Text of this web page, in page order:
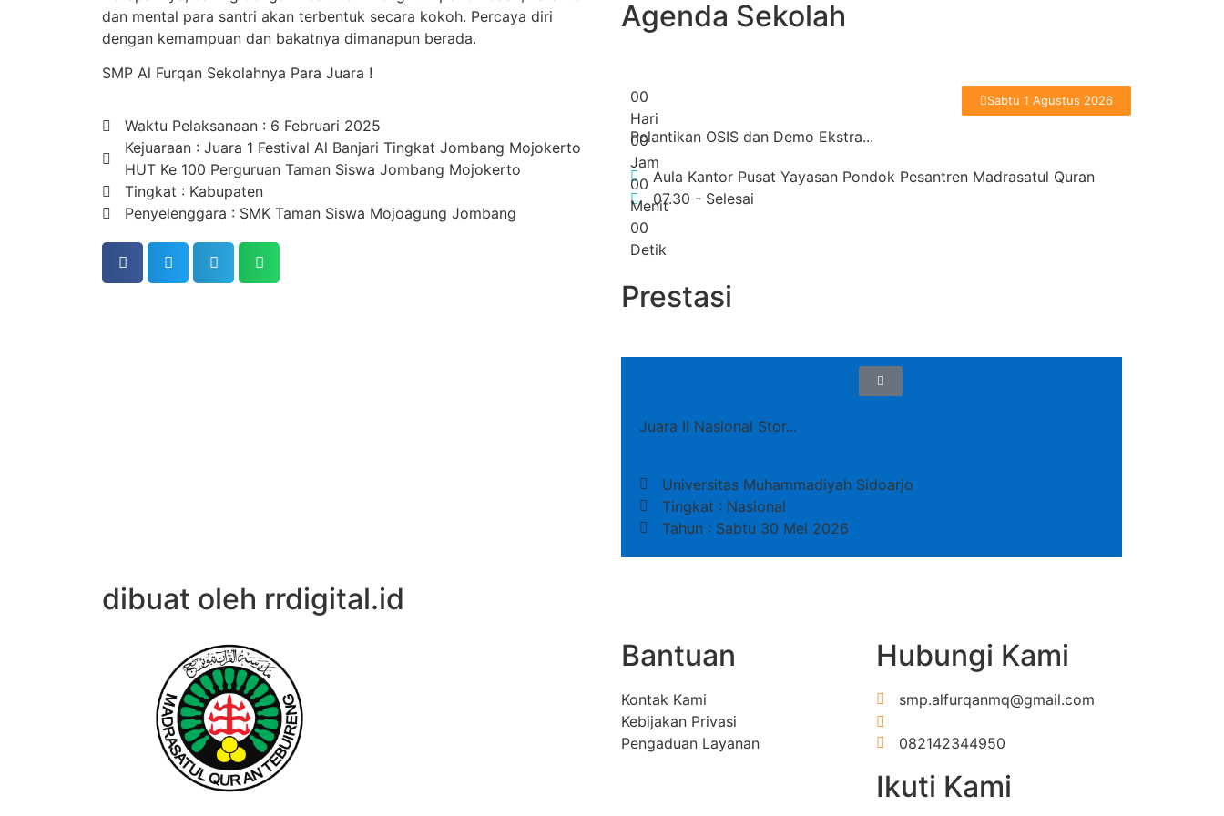
dan mental para santri akan terbentuk secara kokoh. Percaya diri
dengan kemampuan dan bakatnya dimanapun berada.
SMP Al Furqan Sekolahnya Para Juara !
Waktu Pelaksanaan : 6 Februari 2025
Kejuaraan : Juara 1 Festival Al Banjari Tingkat Jombang Mojokerto
HUT Ke 100 Perguruan Taman Siswa Jombang Mojokerto
Tingkat : Kabupaten
Penyelenggara : SMK Taman Siswa Mojoagung Jombang
Agenda Sekolah
Sabtu 1 Agustus 2026
Pelantikan OSIS dan Demo Ekstra...
Aula Kantor Pusat Yayasan Pondok Pesantren Madrasatul Quran
07.30 - Selesai
00
Hari
00
Jam
00
Menit
00
Detik
Prestasi
Juara II Nasional Stor...
Universitas Muhammadiyah Sidoarjo
Tingkat : Nasional
Tahun : Sabtu 30 Mei 2026
dibuat oleh rrdigital.id
Bantuan
Kontak Kami
Kebijakan Privasi
Pengaduan Layanan
Hubungi Kami
smp.alfurqanmq@gmail.com
082142344950
Ikuti Kami